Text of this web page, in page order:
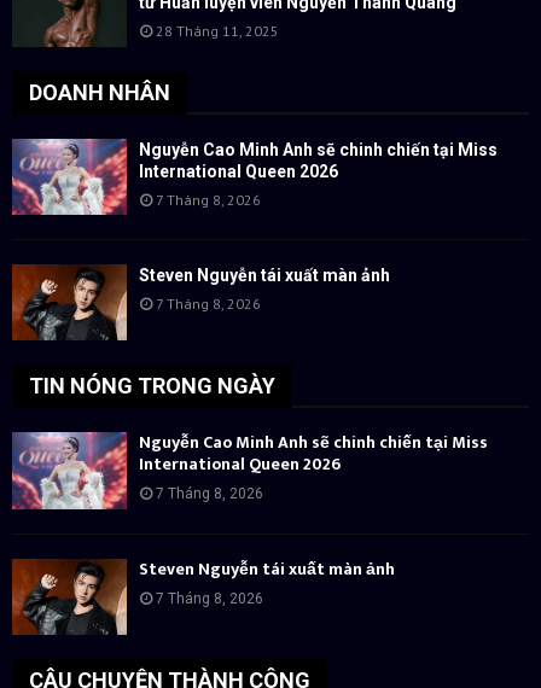
28 Tháng 11, 2025
DOANH NHÂN
Nguyễn Cao Minh Anh sẽ chinh chiến tại Miss
International Queen 2026
7 Tháng 8, 2026
Steven Nguyễn tái xuất màn ảnh
7 Tháng 8, 2026
TIN NÓNG TRONG NGÀY
Nguyễn Cao Minh Anh sẽ chinh chiến tại Miss
International Queen 2026
7 Tháng 8, 2026
Steven Nguyễn tái xuất màn ảnh
7 Tháng 8, 2026
CÂU CHUYỆN THÀNH CÔNG